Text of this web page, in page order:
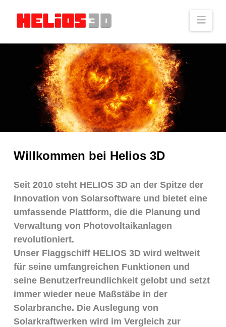
Willkommen bei Helios 3D
Seit 2010 steht HELIOS 3D an der Spitze der
Innovation von Solarsoftware und bietet eine
umfassende Plattform, die die Planung und
Verwaltung von Photovoltaikanlagen
revolutioniert.
Unser Flaggschiff HELIOS 3D wird weltweit
für seine umfangreichen Funktionen und
seine Benutzerfreundlichkeit gelobt und setzt
immer wieder neue Maßstäbe in der
Solarbranche. Die Auslegung von
Solarkraftwerken wird im Vergleich zur